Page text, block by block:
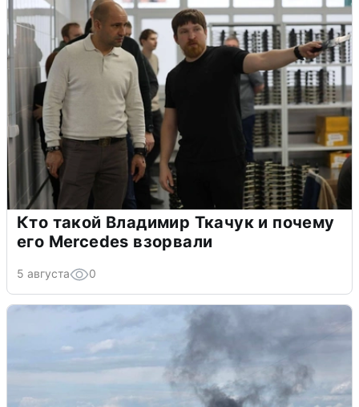
Кто такой Владимир Ткачук и почему
его Mercedes взорвали
5 августа 0